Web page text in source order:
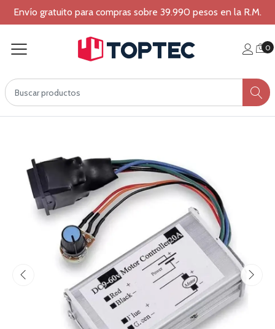
Envío gratuito para compras sobre 39.990 pesos en la R.M.
0